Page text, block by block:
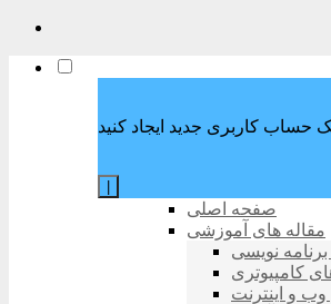
صفحه اصلی
مقاله های آموزشی
نویسی
کامپیوتری
و اینترنت